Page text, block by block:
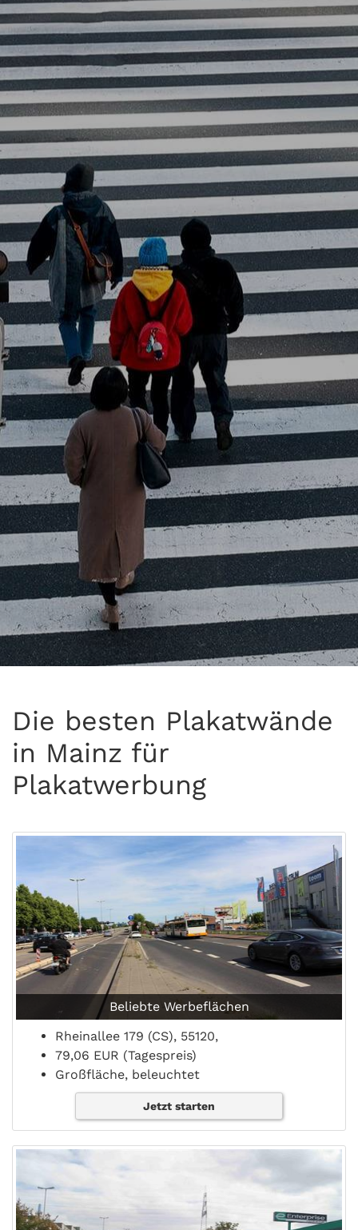
Die besten Plakatwände
in Mainz für
Plakatwerbung
Beliebte Werbeflächen
Rheinallee 179 (CS), 55120,
79,06 EUR (Tagespreis)
Großfläche, beleuchtet
Jetzt starten